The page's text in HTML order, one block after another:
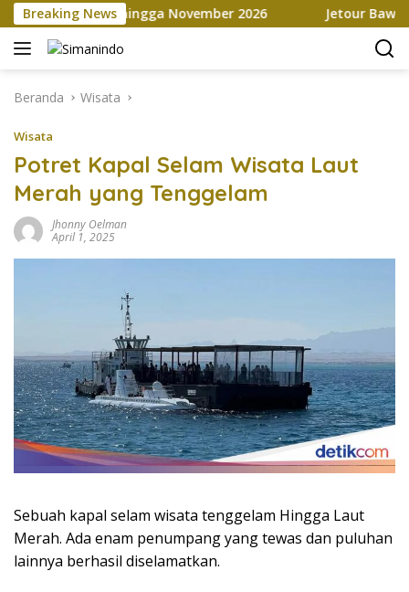
Langsung
ke
konten
Breaking Newshingga November 2026 Jetour Bawa
Beranda Wisata
Wisata
Potret Kapal Selam Wisata Laut
Merah yang Tenggelam
Jhonny Oelman
April 1, 2025
Sebuah kapal selam wisata tenggelam Hingga Laut
Merah. Ada enam penumpang yang tewas dan puluhan
lainnya berhasil diselamatkan.